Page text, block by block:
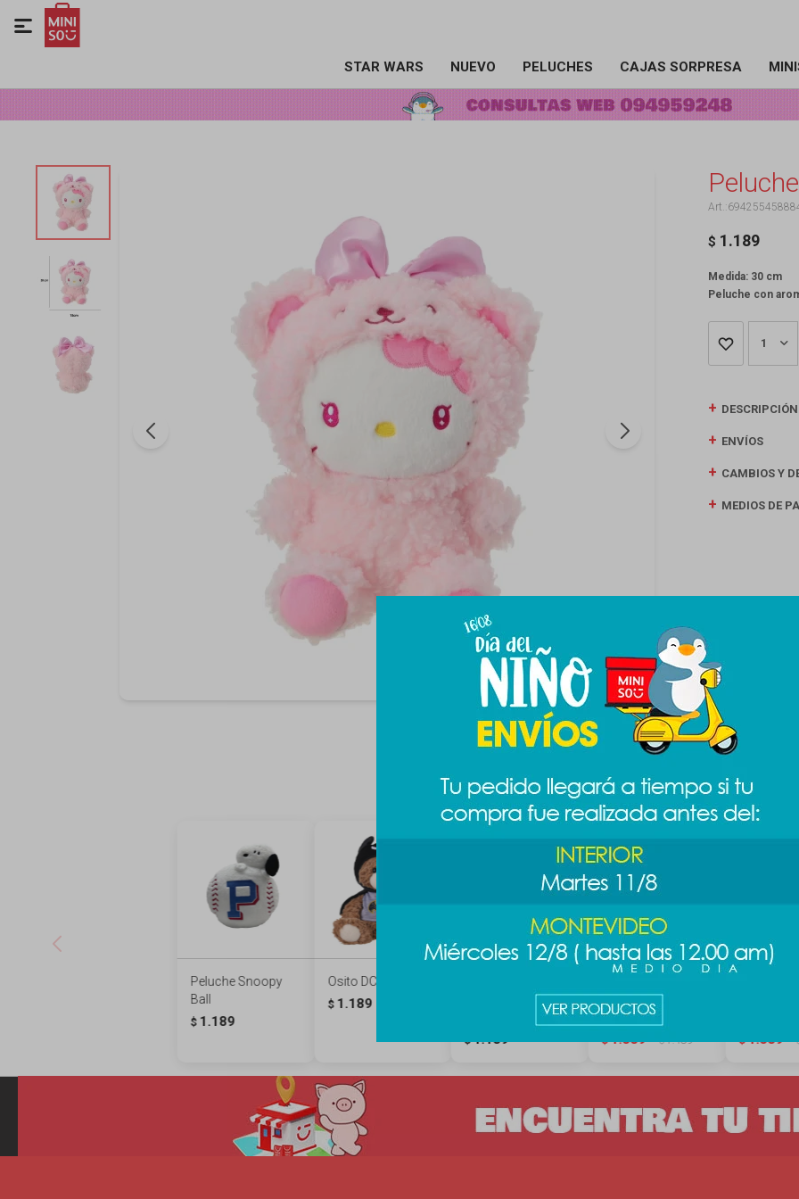
STAR WARS NUEVO PELUCHES CAJAS SORPRESA

$ 1.189
Medida: 30 cm
Peluche con
1
DESCRIPCIÓN
ENVÍOS
CAMBIOS Y
MEDIOS DE
Productos que te pueden interesar
Peluche Snoopy
Ball
$ 1.189
Osito DC - Batman
$ 1.189
$ 1.189
Potter -
Dumbledore
$ 1.389 $1.489
Peluche
$ 1.389